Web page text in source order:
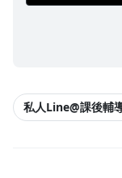
私人Line@課後輔